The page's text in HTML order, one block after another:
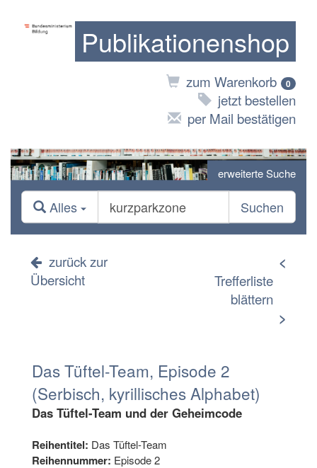
Publikationenshop
zum Warenkorb 0
jetzt bestellen
per Mail bestätigen
erweiterte Suche
Alles Suchen
zurück zur
Übersicht
<
Trefferliste
blättern
>
Das Tüftel-Team, Episode 2
(Serbisch, kyrillisches Alphabet)
Das Tüftel-Team und der Geheimcode
Reihentitel: Das Tüftel-Team
Reihennummer: Episode 2